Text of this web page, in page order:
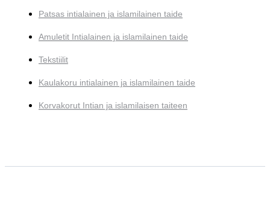
Patsas intialainen ja islamilainen taide
Amuletit Intialainen ja islamilainen taide
Tekstiilit
Kaulakoru intialainen ja islamilainen taide
Korvakorut Intian ja islamilaisen taiteen